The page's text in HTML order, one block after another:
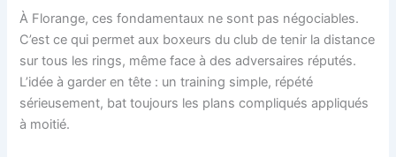
À Florange, ces fondamentaux ne sont pas négociables.
C’est ce qui permet aux boxeurs du club de tenir la distance
sur tous les rings, même face à des adversaires réputés.
L’idée à garder en tête : un training simple, répété
sérieusement, bat toujours les plans compliqués appliqués
à moitié.